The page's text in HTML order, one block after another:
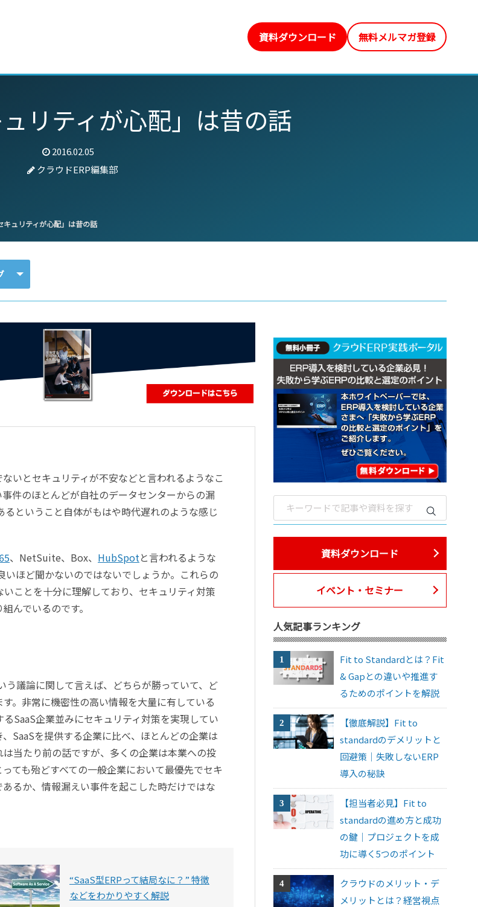
資料ダウンロード 無料メルマガ登録
ュリティが心配」は昔の話
2016.02.05
クラウドERP編集部
キュリティが心配」は昔の話
いとセキュリティが不安などと言われるようなこ
件のほとんどが自社のデータセンターからの漏
ということ自体がもはや時代遅れのような感じ
、NetSuite、Box、 HubSpotと言われるような
ほど聞かないのではないでしょうか。これらの
ことを十分に理解しており、セキュリティ対策
んでいるのです。
議論に関して言えば、どちらが勝っていて、ど
。非常に機密性の高い情報を大量に有している
SaaS企業並みにセキュリティ対策を実現してい
SaaSを提供する企業に比べ、ほとんどの企業は
当たり前の話ですが、多くの企業は本業への投
ても殆どすべての一般企業において最優先でセキ
るか、情報漏えい事件を起こした時だけではな
“SaaS型ERPって結局なに？” 特徴
などをわかりやすく解説
資料ダウンロード
イベント・セミナー
人気記事ランキング
Fit to Standardとは？Fit
& Gapとの違いや推進す
るためのポイントを解説
【徹底解説】Fit to
standardのデメリットと
回避策｜失敗しないERP
導入の秘訣
【担当者必見】Fit to
standardの進め方と成功
の鍵｜プロジェクトを成
功に導く5つのポイント
クラウドのメリット・デ
メリットとは？経営視点